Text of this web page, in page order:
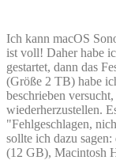
Ich kann macOS
ist voll! Daher habe
gestartet, dann das
(Größe 2 TB) habe
beschrieben
wiederherzustellen.
"Fehlgeschlagen,
sollte ich dazu
(12 GB), Macintosh